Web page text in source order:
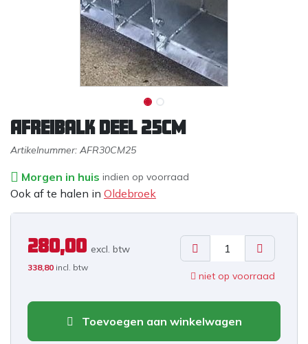
Afreibalk deel 25CM
Artikelnummer: AFR30CM25
Morgen in huis indien op voorraad
Ook af te halen in Oldebroek
280,00 excl. btw
338,80 incl. btw
niet op voorraad
Toevoegen aan winkelwagen